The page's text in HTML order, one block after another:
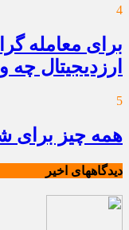
4
برای معامله
ارزدیجیتال چه
5
همه چیز برای
دیدگاههای اخیر